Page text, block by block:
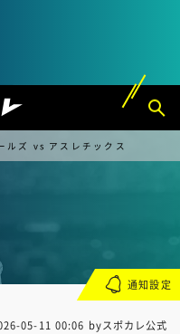
ルズ vs アスレチックス
05-11 00:06 byスポカレ公式
通知設定